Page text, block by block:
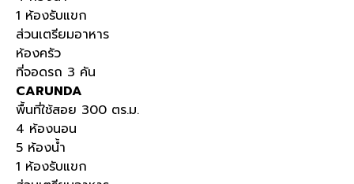
1 ห้องรับแขก
ส่วนเตรียมอาหาร
ห้องครัว
ที่จอดรถ 3 คัน
CARUNDA
พื้นที่ใช้สอย 300 ตร.ม.
4 ห้องนอน
5 ห้องน้ำ
1 ห้องรับแขก